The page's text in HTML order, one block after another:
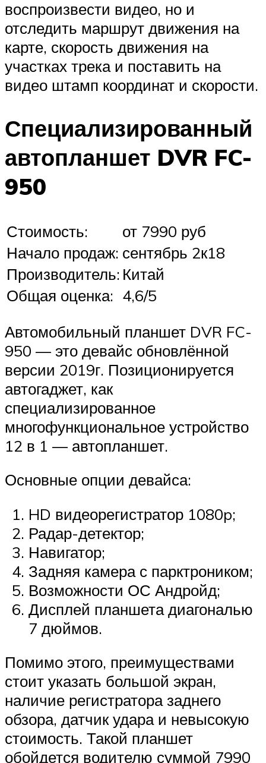
воспроизвести видео, но и
отследить маршрут движения на
карте, скорость движения на
участках трека и поставить на
видео штамп координат и скорости.
Специализированный
автопланшет DVR FC-
950
Стоимость:
от 7990 руб
Начало продаж: сентябрь 2к18
Производитель: Китай
Общая оценка: 4,6/5
Автомобильный планшет DVR FC-
950 — это девайс обновлённой
версии 2019г. Позиционируется
автогаджет, как
специализированное
многофункциональное устройство
12 в 1 — автопланшет.
Основные опции девайса:
HD видеорегистратор 1080p;
Радар-детектор;
Навигатор;
Задняя камера с парктроником;
Возможности ОС Андройд;
Дисплей планшета диагональю
7 дюймов.
Помимо этого, преимуществами
стоит указать большой экран,
наличие регистратора заднего
обзора, датчик удара и невысокую
стоимость. Такой планшет
обойдется водителю суммой 7990